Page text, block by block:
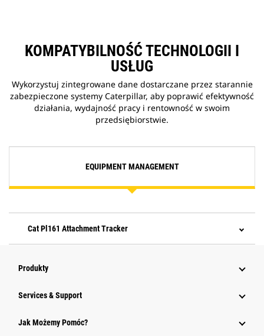
KOMPATYBILNOŚĆ TECHNOLOGII I
USŁUG
Wykorzystuj zintegrowane dane dostarczane przez starannie
zabezpieczone systemy Caterpillar, aby poprawić efektywność
działania, wydajność pracy i rentowność w swoim
przedsiębiorstwie.
EQUIPMENT MANAGEMENT
Cat Pl161 Attachment Tracker
Produkty
Services & Support
Jak Możemy Pomóc?